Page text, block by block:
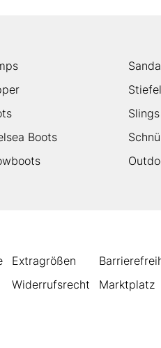
Slings
Boots
Extragrößen
Widerrufsrecht
Marktplatz